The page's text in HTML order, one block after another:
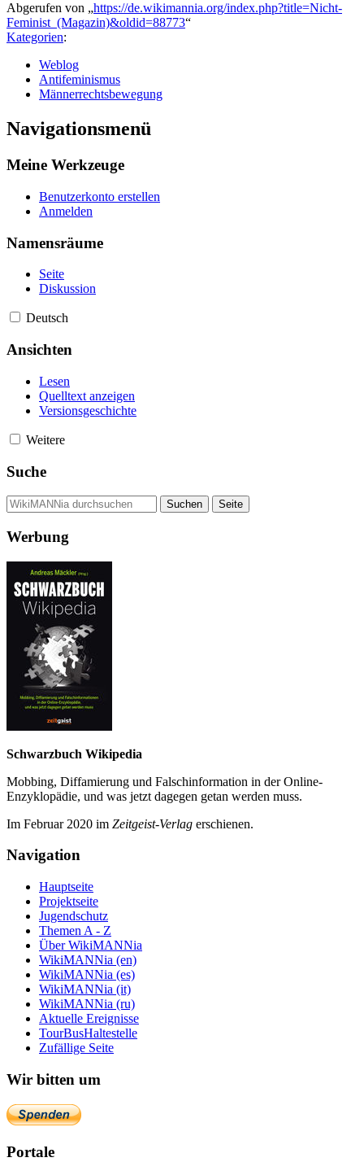
Abgerufen von „https://de.wikimannia.org/index.php?title=Nicht-
Feminist_(Magazin)&oldid=88773“
Kategorien:
Weblog
Antifeminismus
Männerrechtsbewegung
Navigationsmenü
Meine Werkzeuge
Benutzerkonto erstellen
Anmelden
Namensräume
Seite
Diskussion
Deutsch
Ansichten
Lesen
Quelltext anzeigen
Versionsgeschichte
Weitere
Suche
Werbung
Schwarzbuch Wikipedia
Mobbing, Diffamierung und Falsch­information in der Online-
Enzyklo­pädie, und was jetzt da­gegen getan werden muss.
Im Februar 2020 im Zeit­geist-Verlag erschienen.
Navigation
Hauptseite
Projektseite
Jugendschutz
Themen A - Z
Über WikiMANNia
WikiMANNia (en)
WikiMANNia (es)
WikiMANNia (it)
WikiMANNia (ru)
Aktuelle Ereignisse
TourBusHaltestelle
Zufällige Seite
Wir bitten um
Portale